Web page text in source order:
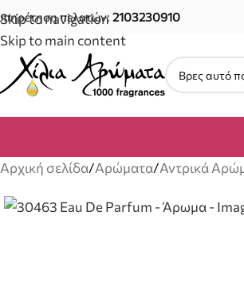
Skip to navigation
Skip to main content
πελατών: 2103230910
Αρχική σελίδα/Αρώματα/Αντρικά